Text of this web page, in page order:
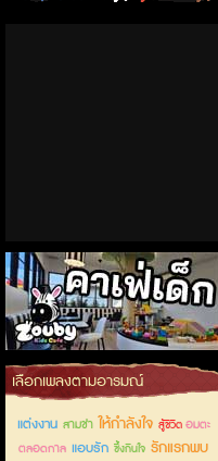
คาเฟ่เด็กลำลูกกา
เลือกเพลงตามอารมณ์
แต่งงาน สามช่า ให้กำลังใจ สู้ชีวิตอมตะ
ตลอดกาล แอบรัก ซึ้งกินใจ รักแรกพบ